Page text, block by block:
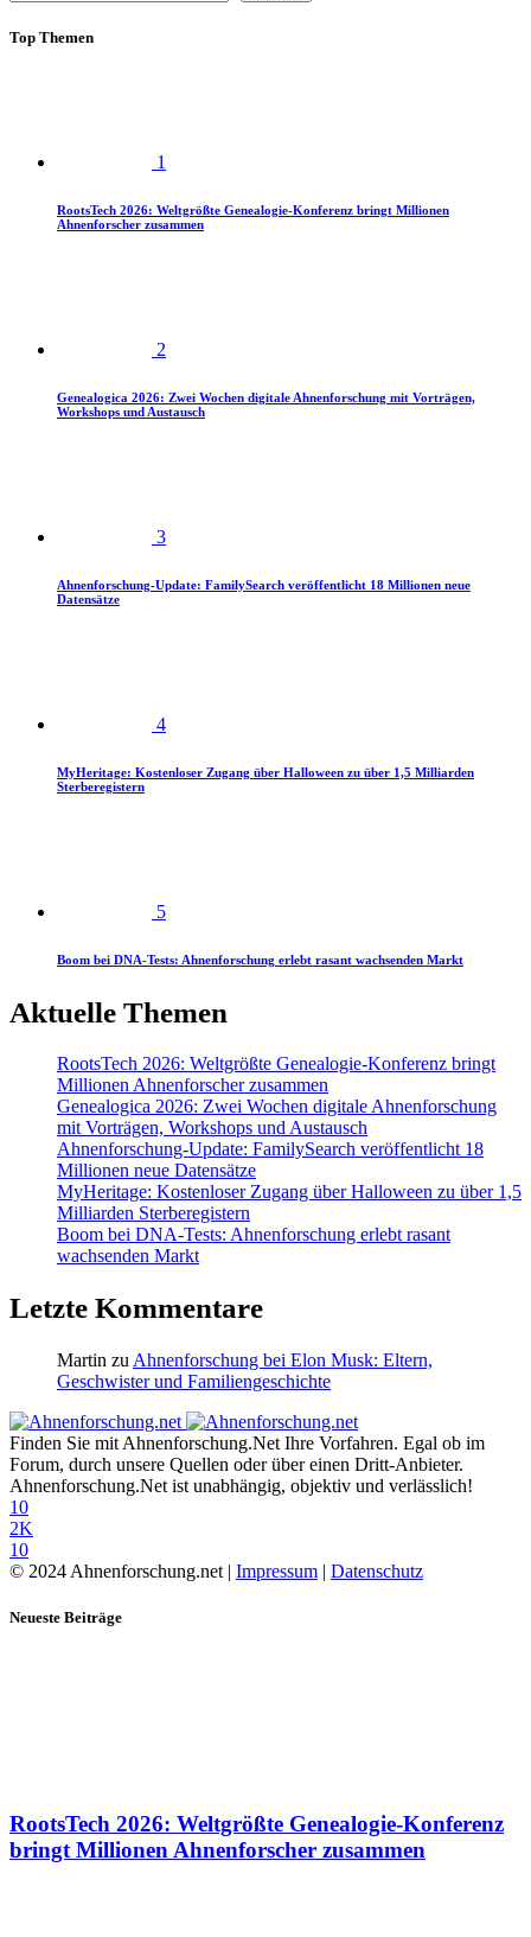
Top Themen
1
RootsTech 2026: Weltgrößte Genealogie-Konferenz bringt Millionen
Ahnenforscher zusammen
2
Genealogica 2026: Zwei Wochen digitale Ahnenforschung mit Vorträgen,
Workshops und Austausch
3
Ahnenforschung-Update: FamilySearch veröffentlicht 18 Millionen neue
Datensätze
4
MyHeritage: Kostenloser Zugang über Halloween zu über 1,5 Milliarden
Sterberegistern
5
Boom bei DNA-Tests: Ahnenforschung erlebt rasant wachsenden Markt
Aktuelle Themen
RootsTech 2026: Weltgrößte Genealogie-Konferenz bringt
Millionen Ahnenforscher zusammen
Genealogica 2026: Zwei Wochen digitale Ahnenforschung
mit Vorträgen, Workshops und Austausch
Ahnenforschung-Update: FamilySearch veröffentlicht 18
Millionen neue Datensätze
MyHeritage: Kostenloser Zugang über Halloween zu über 1,5
Milliarden Sterberegistern
Boom bei DNA-Tests: Ahnenforschung erlebt rasant
wachsenden Markt
Letzte Kommentare
Martin zu Ahnenforschung bei Elon Musk: Eltern,
Geschwister und Familiengeschichte
Finden Sie mit Ahnenforschung.Net Ihre Vorfahren. Egal ob im
Forum, durch unsere Quellen oder über einen Dritt-Anbieter.
Ahnenforschung.Net ist unabhängig, objektiv und verlässlich!
10
2K
10
© 2024 Ahnenforschung.net | Impressum | Datenschutz
Neueste Beiträge
RootsTech 2026: Weltgrößte Genealogie-Konferenz
bringt Millionen Ahnenforscher zusammen